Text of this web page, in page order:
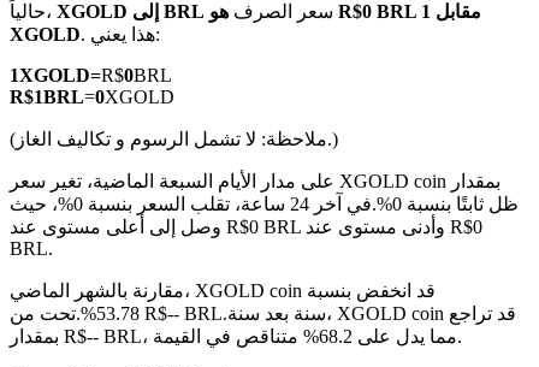
مشتقات الأسهم والعملات الأجنبية والمعادن الثمينة والسلع
العقود الآجلة باستخدام USDC كضمان
حالياً، XGOLD إلى BRL سعر الصرف هو R$0 BRL مقابل 1
XGOLD
. هذا يعني:
1XGOLD=R$0BRL
R$1BRL=0XGOLD
(ملاحظة: لا تشمل الرسوم و تكاليف الغاز.)
على مدار الأيام السبعة الماضية، تغير سعر XGOLD coin بمقدار
ظل ثابتًا بنسبة 0%.
في آخر 24 ساعة، تقلب السعر بنسبة 0%، حيث
وصل إلى أعلى مستوى عند R$0 BRL وأدنى مستوى عند R$0
BRL.
مقارنة بالشهر الماضي، XGOLD coin قد انخفض بنسبة
53.78%.تحت من R$-- BRL.سنة بعد سنة، XGOLD coin قد تراجع
بمقدار R$-- BRL، مما يدل على 68.2% متناقص في القيمة.